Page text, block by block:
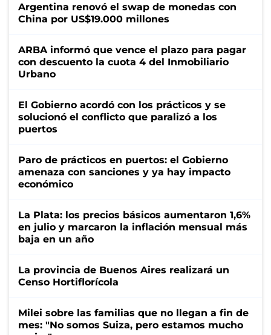
Argentina renovó el swap de monedas con
China por US$19.000 millones
ARBA informó que vence el plazo para pagar
con descuento la cuota 4 del Inmobiliario
Urbano
El Gobierno acordó con los prácticos y se
solucionó el conflicto que paralizó a los
puertos
Paro de prácticos en puertos: el Gobierno
amenaza con sanciones y ya hay impacto
económico
La Plata: los precios básicos aumentaron 1,6%
en julio y marcaron la inflación mensual más
baja en un año
La provincia de Buenos Aires realizará un
Censo Hortiflorícola
Milei sobre las familias que no llegan a fin de
mes: "No somos Suiza, pero estamos mucho